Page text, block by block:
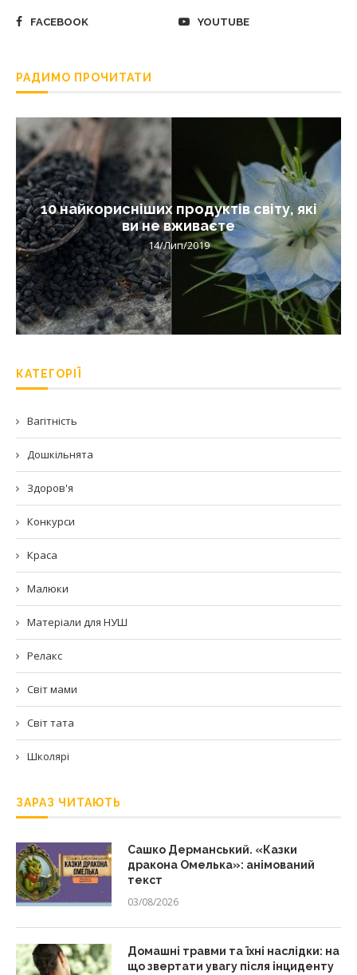
FACEBOOK YOUTUBE
РАДИМО ПРОЧИТАТИ
10 найкорисніших продуктів світу, які
ви не вживаєте
14/Лип/2019
КАТЕГОРІЇ
Вагітність
Дошкільнята
Здоров'я
Конкурси
Краса
Малюки
Матеріали для НУШ
Релакс
Світ мами
Світ тата
Школярі
ЗАРАЗ ЧИТАЮТЬ
Сашко Дерманський. «Казки
дракона Омелька»: анімований
текст
03/08/2026
Домашні травми та їхні наслідки: на
що звертати увагу після інциденту